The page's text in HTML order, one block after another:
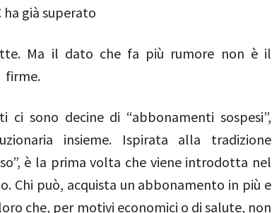
ha già superato
Ma il dato che fa più rumore non è il
firme.
ci sono decine di “abbonamenti sospesi”,
insieme. Ispirata alla tradizione
è la prima volta che viene introdotta nel
Chi può, acquista un abbonamento in più e
che, per motivi economici o di salute, non